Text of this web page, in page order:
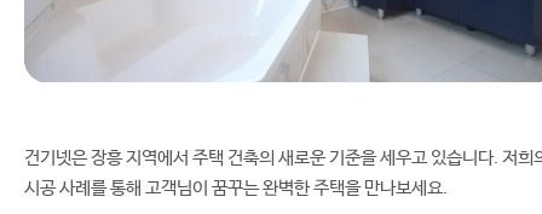
건기넷은 장흥 지역에서 주택 건축의 새로운 기준을 세우고 있습니다. 저희
시공 사례를 통해 고객님이 꿈꾸는 완벽한 주택을 만나보세요.